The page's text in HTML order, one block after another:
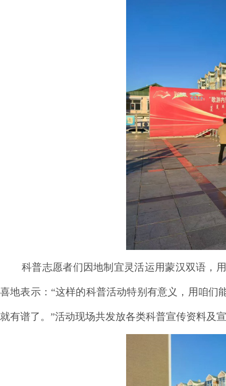
科普志愿者们因地制宜灵活运用蒙汉双语，
喜地表示：“这样的科普活动特别有意义，用咱
就有谱了。”活动现场共发放各类科普宣传资料及